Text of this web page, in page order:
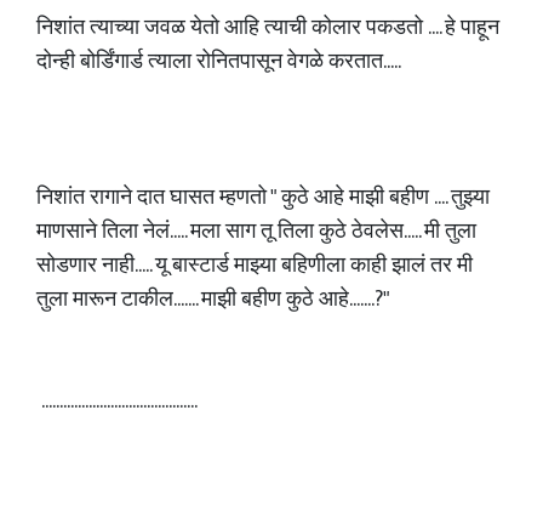
निशांत त्याच्या जवळ येतो आहि त्याची कोलार पकडतो .... हे पाहून
दोन्ही बोर्डिंगार्ड त्याला रोनितपासून वेगळे करतात.....
निशांत रागाने दात घासत म्हणतो " कुठे आहे माझी बहीण .... तुझ्या
माणसाने तिला नेलं..... मला साग तू तिला कुठे ठेवलेस..... मी तुला
सोडणार नाही..... यू बास्टार्ड माझ्या बहिणीला काही झालं तर मी
तुला मारून टाकील....... माझी बहीण कुठे आहे.......?"
...........................................